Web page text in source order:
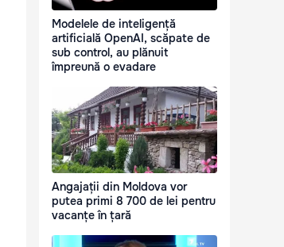
Modelele de inteligență
artificială OpenAI, scăpate de
sub control, au plănuit
împreună o evadare
Angajații din Moldova vor
putea primi 8 700 de lei pentru
vacanțe în țară